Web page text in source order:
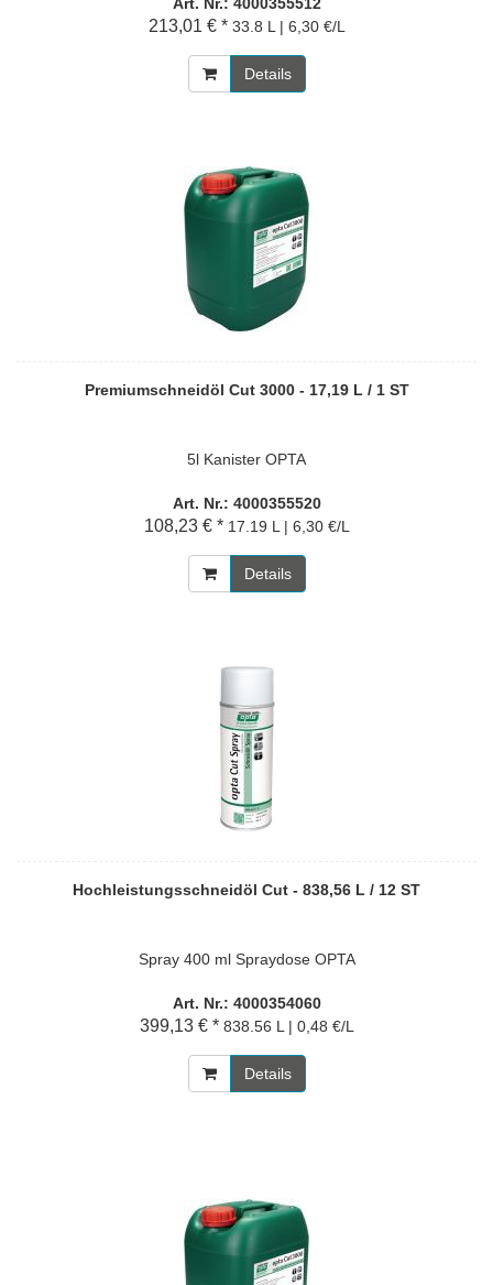
213,01 € * 33.8 L | 6,30 €/L
Details
Premiumschneidöl Cut 3000 - 17,19 L / 1 ST
5l Kanister OPTA
Art. Nr.: 4000355520
108,23 € * 17.19 L | 6,30 €/L
Details
Hochleistungsschneidöl Cut - 838,56 L / 12 ST
Spray 400 ml Spraydose OPTA
Art. Nr.: 4000354060
399,13 € * 838.56 L | 0,48 €/L
Details